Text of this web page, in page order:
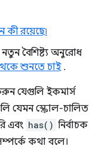
রয়েছে৷
বৈশিষ্ট্য অনুরোধ
শুনতে চাই.
যেগুলি ইকমার্স
যেমন স্ক্রোল-চালিত
এবং has() নির্বাচক
কথা বলে।